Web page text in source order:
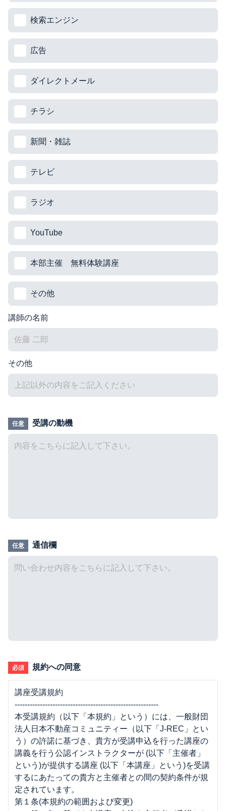
検索エンジン
広告
ダイレクトメール
チラシ
新聞・雑誌
テレビ
ラジオ
YouTube
本部主催 無料体験講座
その他
講師の名前
その他
任意 受講の動機
任意 通信欄
必須 規約への同意
講座受講規約
---------------------------------------------------------
本受講規約（以下「本規約」という）には、一般財団
法人日本不動産コミュニティー（以下「J-REC」とい
う）の許諾に基づき、貴方が受講申込を行った講座の
講義を行う公認インストラクターが (以下「主催者」
という)が提供する講座 (以下「本講座」という)を受講
するにあたっての貴方と主催者との間の契約条件が規
定されています。
第１条(本規約の範囲および変更)